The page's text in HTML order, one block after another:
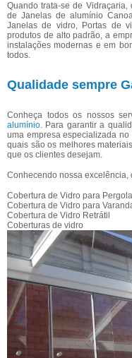
Quando trata-se de
de Janelas de alumínio
Janelas de vidro, Portas de
produtos de alto padrão, a
instalações modernas e em
todos.
Qualidade sempre
Conheça todos os nossos
alumínio. Para garantir a
uma empresa especializada
quais são os melhores
que os clientes desejam.
Conhecendo nossa excelência,
Cobertura de Vidro para
Cobertura de Vidro para
Cobertura de Vidro Retrátil
Coberturas de vidro